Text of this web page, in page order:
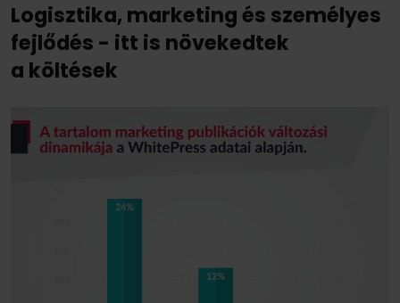
Logisztika, marketing és személyes
fejlődés - itt is növekedtek
a költések